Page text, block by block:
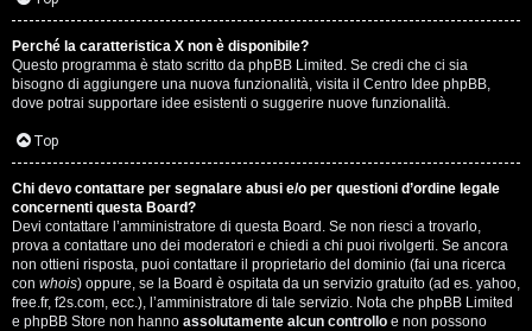
Perché la caratteristica X non è disponibile?
Questo programma è stato scritto da phpBB Limited. Se credi che ci sia
bisogno di aggiungere una nuova funzionalità, visita il Centro Idee phpBB,
dove potrai supportare idee esistenti o suggerire nuove funzionalità.
Top
Chi devo contattare per segnalare abusi e/o per questioni d’ordine legale
concernenti questa Board?
Devi contattare l’amministratore di questa Board. Se non riesci a trovarlo,
prova a contattare uno dei moderatori e chiedi a chi puoi rivolgerti. Se ancora
non ottieni risposta, puoi contattare il proprietario del dominio (fai una ricerca
con whois) oppure, se la Board è ospitata da un servizio gratuito (ad es. yahoo,
free.fr, f2s.com, ecc.), l’amministratore di tale servizio. Nota che phpBB Limited
e phpBB Store non hanno assolutamente alcun controllo e non possono